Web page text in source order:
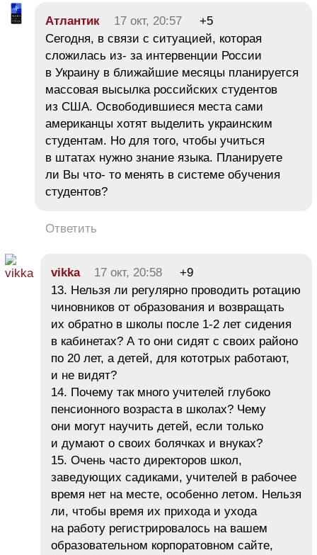
Атлантик 17 окт, 20:57
+5
Сегодня, в связи с ситуацией, которая
сложилась из- за интервенции России
в Украину в ближайшие месяцы планируется
массовая высылка российских студентов
из США. Освободившиеся места сами
американцы хотят выделить украинским
студентам. Но для того, чтобы учиться
в штатах нужно знание языка. Планируете
ли Вы что- то менять в системе обучения
студентов?
Ответить
vikka 17 окт, 20:58
+9
13. Нельзя ли регулярно проводить ротацию
чиновников от образования и возвращать
их обратно в школы после 1-2 лет сидения
в кабинетах? А то они сидят с своих районо
по 20 лет, а детей, для кототрых работают,
и не видят?
14. Почему так много учителей глубоко
пенсионного возраста в школах? Чему
они могут научить детей, если только
и думают о своих болячках и внуках?
15. Очень часто директоров школ,
заведующих садиками, учителей в рабочее
время нет на месте, особенно летом. Нельзя
ли, чтобы время их прихода и ухода
на работу регистрировалось на вашем
образовательном корпоратовном сайте,